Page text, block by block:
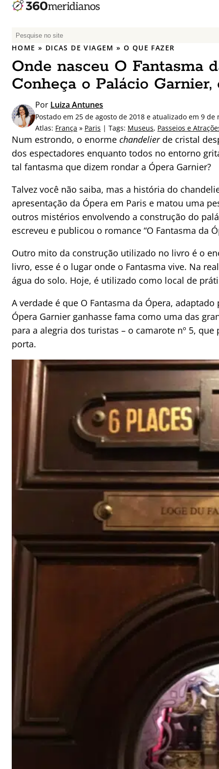
P
e
q
u
a
r
p
o
r
:
HOME » DICAS DE VIAGEM »O QUE FAZER
Onde nasceu O Fantasma
Conheça o Palácio Garnier,
Por Luiza Antunes
Postado em 25 de agosto de 2018 e atualizado em 9 de
Atlas: França » Paris | Tags: Museus, Passeios e
Num estrondo, o enorme chandelierde cristal
dos espectadores enquanto todos no entorno
tal fantasma que dizem rondar a Ópera Garnier?
Talvez você não saiba, mas a história do
apresentação da Ópera em Paris e matou uma
outros mistérios envolvendo a construção do
escreveu e publicou o romance “O Fantasma da
Outro mito da construção utilizado no livro é o
livro, esse é o lugar onde o Fantasma vive. Na
água do solo. Hoje, é utilizado como local de
A verdade é que O Fantasma da Ópera,
Ópera Garnier ganhasse fama como uma das
para a alegria dos turistas – o camarote nº 5,
porta.